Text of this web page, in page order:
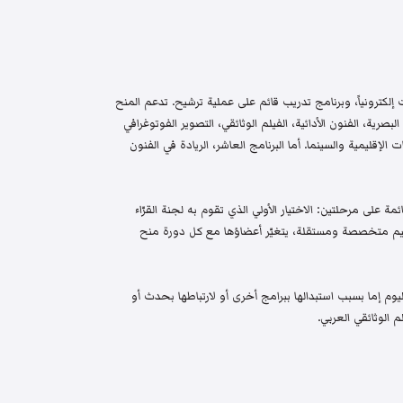
وبرنامج تدريب قائم على عملية ترشيح. تدعم المنح
الفنون الأدائية، الفيلم الوثائقي، التصوير الفوتوغرافي
والسينما. أما البرنامج العاشر، الريادة في الفنون
قائمة على مرحلتين: الاختيار الأولي الذي تقوم به لجنة القرّاء
متخصصة ومستقلة، يتغيّر أعضاؤها مع كل دورة منح
إما بسبب استبدالها ببرامج أخرى أو لارتباطها بحدث أو
الوثائقي العربي.